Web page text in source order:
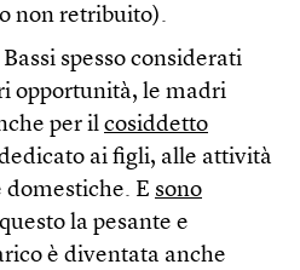
non retribuito).
spesso considerati
opportunità, le madri
per il cosiddetto
ai figli, alle attività
domestiche. E sono
la pesante e
è diventata anche